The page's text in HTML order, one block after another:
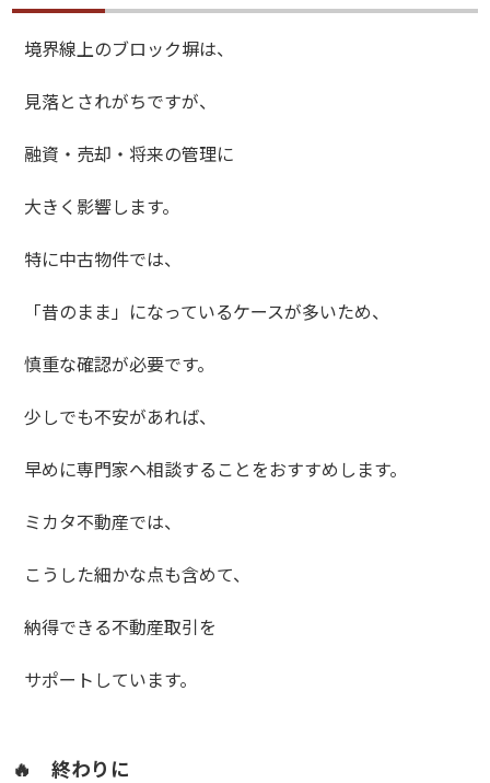
境界線上のブロック塀は、
見落とされがちですが、
融資・売却・将来の管理に
大きく影響します。
特に中古物件では、
「昔のまま」になっているケースが多いため、
慎重な確認が必要です。
少しでも不安があれば、
早めに専門家へ相談することをおすすめします。
ミカタ不動産では、
こうした細かな点も含めて、
納得できる不動産取引を
サポートしています。
🔥 終わりに